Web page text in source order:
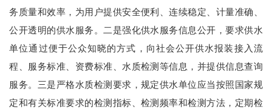
务质量和效率，为用户提供安全便利、连续稳定、计量准确、
公开透明的供水服务。二是强化供水服务信息公开，要求供水
单位通过便于公众知晓的方式，向社会公开供水报装接入流
程、服务标准、资费标准、水质检测等信息，并提供信息查询
服务。三是严格水质检测要求，规定供水单位应当按照国家规
定和有关标准要求的检测指标、检测频率和检测方法，定期检